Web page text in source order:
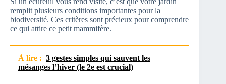
remplit plusieurs conditions importantes pour la
biodiversité. Ces critères sont précieux pour comprendre
ce qui attire ce petit mammifère.
À lire : 3 gestes simples qui sauvent les
mésanges l’hiver (le 2e est crucial)